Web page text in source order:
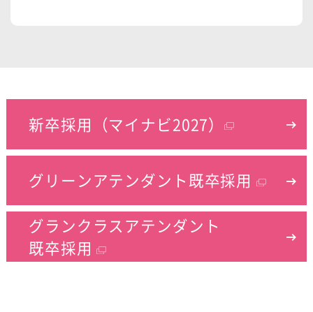
新卒採用（マイナビ2027）
グリーンアテンダント既卒採用
グランクラスアテンダント
既卒採用